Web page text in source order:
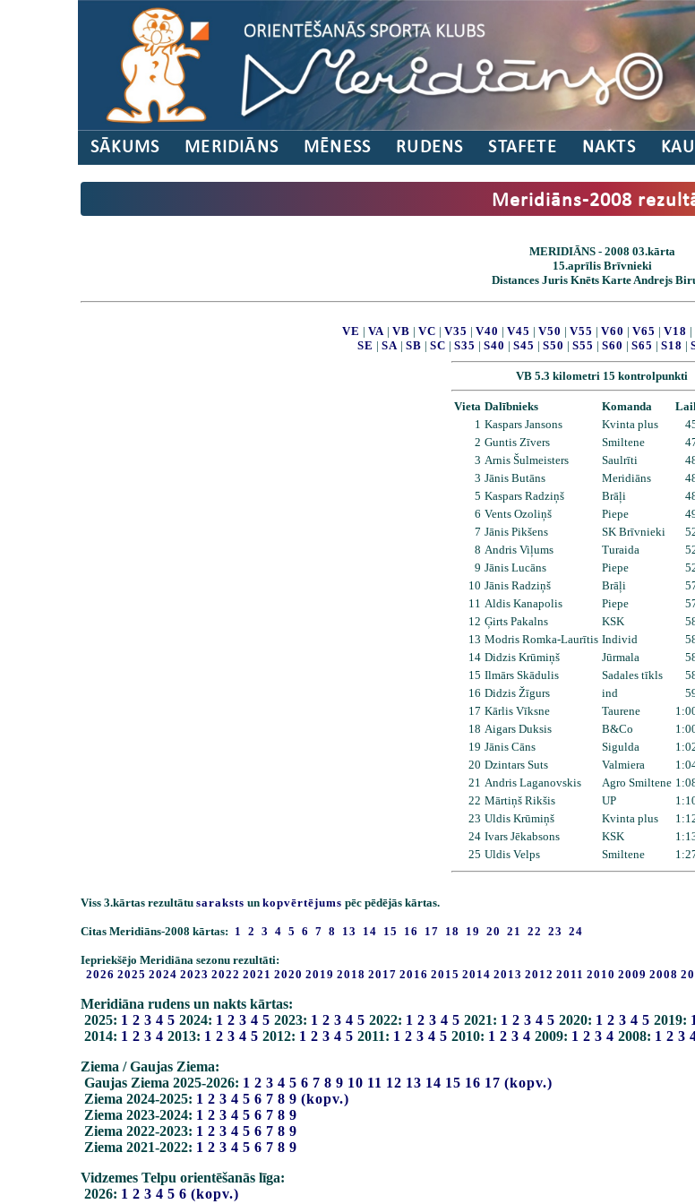
SĀKUMS MERIDIĀNS MĒNESS RUDENS STAFETE NAKTS
Meridiāns-2008
MERIDIĀNS - 2008 03.kārta
15.aprīlis Brīvnieki
Distances Juris Knēts Karte Andrejs
VE | VA | VB | VC | V35 | V40 | V45 | V50 | V55 | V60 | V65 | V18 |
SE | SA | SB | SC | S35 | S40 | S45 | S50 | S55 | S60 | S65 | S18 |
VB 5.3 kilometri 15 kontrolpunkti
Vieta Dalībnieks Komanda
1 Kaspars Jansons Kvinta plus
2 Guntis Zīvers Smiltene
3 Arnis Šulmeisters Saulrīti
3 Jānis Butāns Meridiāns
5 Kaspars Radziņš Brāļi
6 Vents Ozoliņš Piepe
7 Jānis Pikšens SK Brīvnieki
8 Andris Viļums Turaida
9 Jānis Lucāns Piepe
10 Jānis Radziņš Brāļi
11 Aldis Kanapolis Piepe
12 Ģirts Pakalns KSK
13 Modris Romka-Laurītis Individ
14 Didzis Krūmiņš Jūrmala
15 Ilmārs Skādulis Sadales tīkls
16 Didzis Žīgurs ind
17 Kārlis Vīksne Taurene
18 Aigars Duksis B&Co
19 Jānis Cāns Sigulda
20 Dzintars Suts Valmiera
21 Andris Laganovskis Agro Smiltene
22 Mārtiņš Rikšis UP
23 Uldis Krūmiņš Kvinta plus
24 Ivars Jēkabsons KSK
25 Uldis Velps Smiltene
Viss 3.kārtas rezultātu saraksts un kopvērtējums pēc pēdējās kārtas.
Citas Meridiāns-2008 kārtas: 1 2 3 4 5 6 7 8 13 14 15 16 17 18 19 20 21 22 23 24
Iepriekšējo Meridiāna sezonu rezultāti:
2026 2025 2024 2023 2022 2021 2020 2019 2018 2017 2016 2015 2014 2013 2012 2011 2010 2009 2008
Meridiāna rudens un nakts kārtas:
2025: 1 2 3 4 5 2024: 1 2 3 4 5 2023: 1 2 3 4 5 2022: 1 2 3 4 5 2021: 1 2 3 4 5 2020: 1 2 3 4 5 2019: 1
2014: 1 2 3 4 2013: 1 2 3 4 5 2012: 1 2 3 4 5 2011: 1 2 3 4 5 2010: 1 2 3 4 2009: 1 2 3 4 2008: 1 2 3
Ziema / Gaujas Ziema:
Gaujas Ziema 2025-2026: 1 2 3 4 5 6 7 8 9 10 11 12 13 14 15 16 17 (kopv.)
Ziema 2024-2025: 1 2 3 4 5 6 7 8 9 (kopv.)
Ziema 2023-2024: 1 2 3 4 5 6 7 8 9
Ziema 2022-2023: 1 2 3 4 5 6 7 8 9
Ziema 2021-2022: 1 2 3 4 5 6 7 8 9
Vidzemes Telpu orientēšanās līga:
2026: 1 2 3 4 5 6 (kopv.)